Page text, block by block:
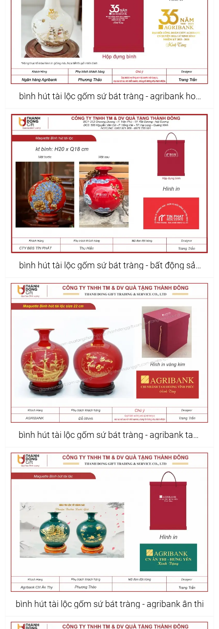
bình hút tài lộc gốm sứ bát tràng - agribank hoa
bình hút tài lộc gốm sứ bát tràng - bất động sản
bình hút tài lộc gốm sứ bát tràng - agribank tam
bình hút tài lộc gốm sứ bát tràng - agribank ân thi